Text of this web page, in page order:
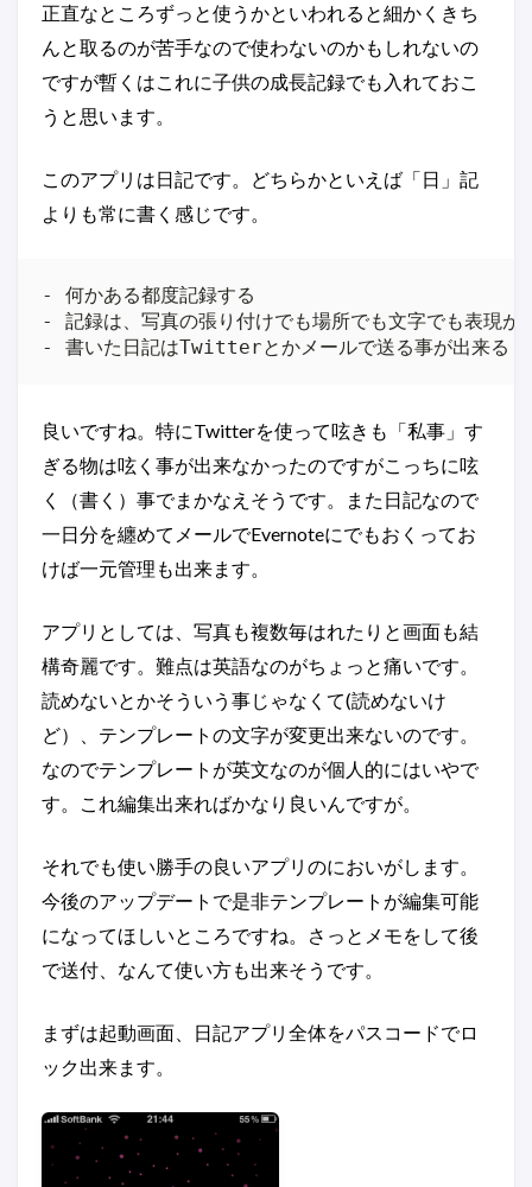
正直なところずっと使うかといわれると細かくきち
んと取るのが苦手なので使わないのかもしれないの
ですが暫くはこれに子供の成長記録でも入れておこ
うと思います。
このアプリは日記です。どちらかといえば「日」記
よりも常に書く感じです。
- 何かある都度記録する
- 記録は、写真の張り付けでも場所でも文字でも表現が
良いですね。特にTwitterを使って呟きも「私事」す
ぎる物は呟く事が出来なかったのですがこっちに呟
く（書く）事でまかなえそうです。また日記なので
一日分を纏めてメールでEvernoteにでもおくってお
けば一元管理も出来ます。
アプリとしては、写真も複数毎はれたりと画面も結
構奇麗です。難点は英語なのがちょっと痛いです。
読めないとかそういう事じゃなくて(読めないけ
ど）、テンプレートの文字が変更出来ないのです。
なのでテンプレートが英文なのが個人的にはいやで
す。これ編集出来ればかなり良いんですが。
それでも使い勝手の良いアプリのにおいがします。
今後のアップデートで是非テンプレートが編集可能
になってほしいところですね。さっとメモをして後
で送付、なんて使い方も出来そうです。
まずは起動画面、日記アプリ全体をパスコードでロ
ック出来ます。